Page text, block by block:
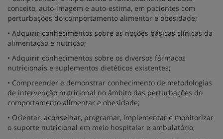
conceito, auto-imagem e auto-estima, em pacientes com
perturbações do comportamento alimentar e obesidade;
• Adquirir conhecimentos sobre as noções básicas clínicas da
alimentação e nutrição;
• Adquirir conhecimentos sobre os diversos fármacos
nutricionais e suplementos dietéticos existentes;
• Compreender e demonstrar conhecimento de metodologias
de intervenção nutricional no âmbito das perturbações do
comportamento alimentar e obesidade;
• Orientar, aconselhar, programar, implementar e monitorizar
o suporte nutricional em meio hospitalar e ambulatório;